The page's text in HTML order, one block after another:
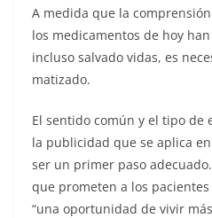
A medida que la
los medicamentos de hoy
incluso salvado vidas, es
matizado.
El sentido común y el tipo de
la publicidad que se aplica
ser un primer paso
que prometen a los
“una oportunidad de vivir